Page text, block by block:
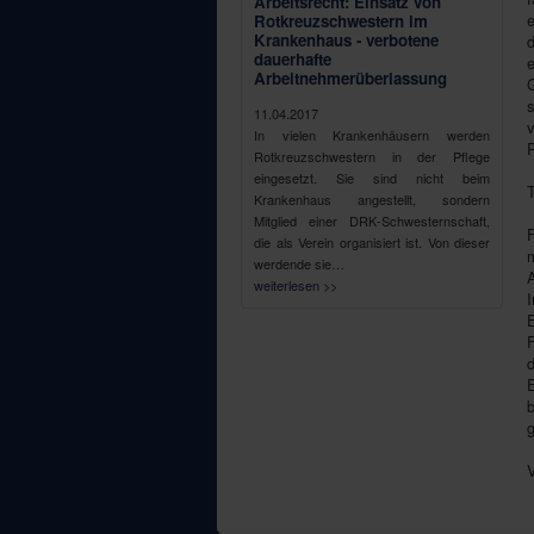
Rotkreuzschwestern im
Krankenhaus - verbotene
dauerhafte
Arbeitnehmerüberlassung
11.04.2017
In vielen Krankenhäusern werden
Rotkreuzschwestern in der Pflege
eingesetzt. Sie sind nicht beim
Krankenhaus angestellt, sondern
Mitglied einer DRK-Schwesternschaft,
die als Verein organisiert ist. Von dieser
werdende sie…
weiterlesen >>